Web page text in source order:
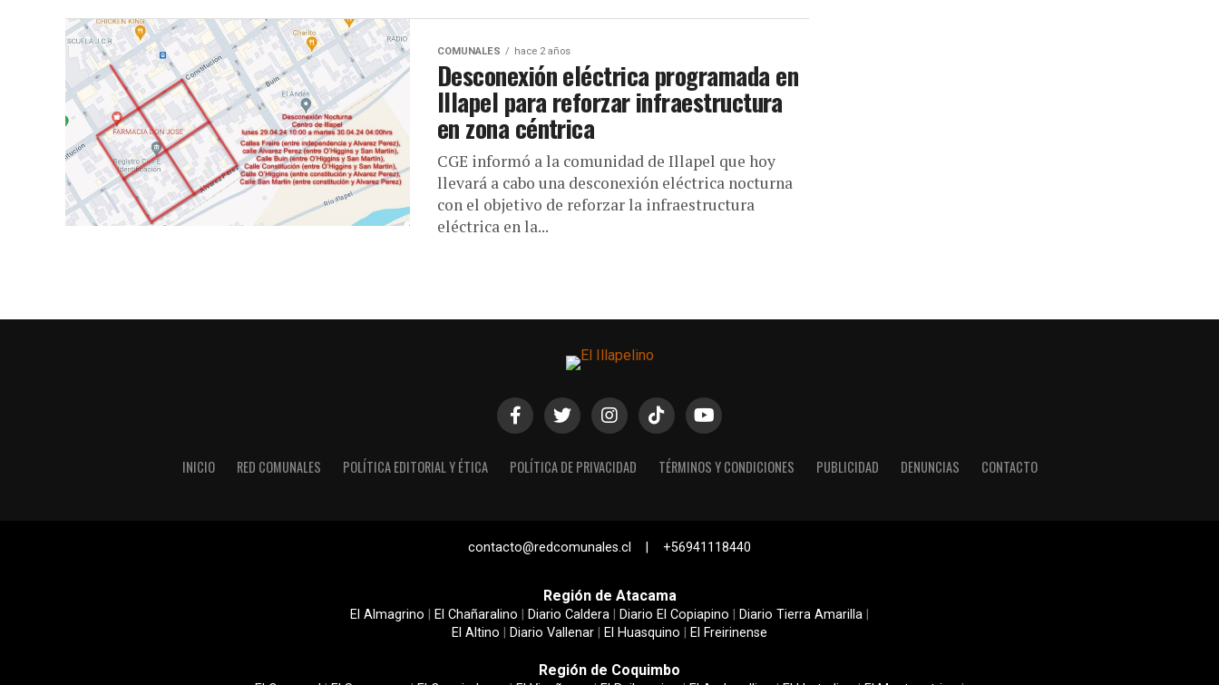
COMUNALES hace 2 años
Desconexión eléctrica programada en
Illapel para reforzar infraestructura
en zona céntrica
CGE informó a la comunidad de Illapel que hoy
llevará a cabo una desconexión eléctrica nocturna
con el objetivo de reforzar la infraestructura
eléctrica en la...
INICIO RED COMUNALES POLÍTICA EDITORIAL Y ÉTICA POLÍTICA DE PRIVACIDAD TÉRMINOS Y CONDICIONES PUBLICIDAD DENUNCIAS CONTACTO
contacto@redcomunales.cl | +56941118440
Región de Atacama
El Almagrino El Chañaralino Diario Caldera Diario El Copiapino Diario Tierra Amarilla
El Altino
Diario Vallenar El Huasquino El Freirinense
Región de Coquimbo